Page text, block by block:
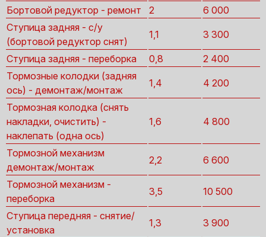
Бортовой редуктор - ремонт 2
6 000
Ступица задняя - с/у
(бортовой редуктор снят)
1,1 3 300
Ступица задняя - переборка 0,8
2 400
Тормозные колодки (задняя
ось) - демонтаж/монтаж
1,4 4 200
Тормозная колодка (снять
накладки, очистить) -
наклепать (одна ось)
1,6 4 800
Тормозной механизм
демонтаж/монтаж
2,2 6 600
Тормозной механизм -
переборка
3,5 10 500
Ступица передняя - снятие/
установка
1,3 3 900